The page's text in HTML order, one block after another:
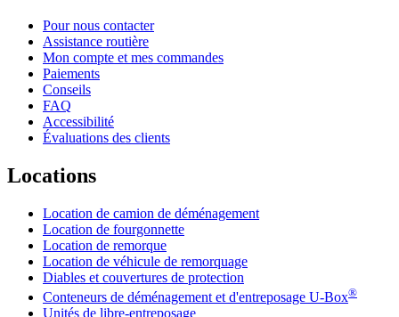
Pour nous contacter
Assistance routière
Mon compte et mes commandes
Paiements
Conseils
FAQ
Accessibilité
Évaluations des clients
Locations
Location de camion de déménagement
Location de fourgonnette
Location de remorque
Location de véhicule de remorquage
Diables et couvertures de protection
Conteneurs de déménagement et d'entreposage U-Box®
Unités de libre-entreposage